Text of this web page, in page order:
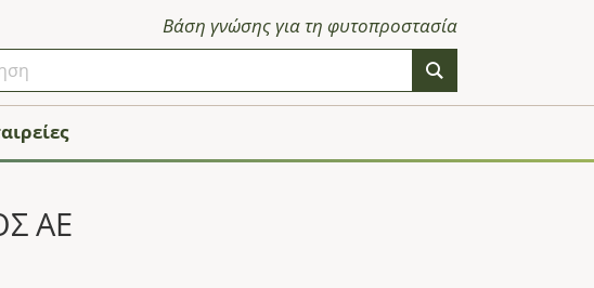
Βάση γνώσης για τη φυτοπροστασία
ΑΕ